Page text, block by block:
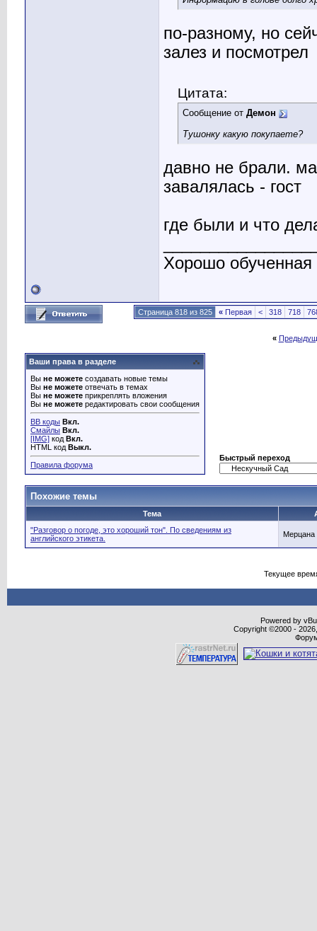
по-разному, но
залез и посмотрел
Цитата:
Сообщение от Демон
Тушонку какую покупаете?
давно не брали.
завалялась - гост
где были и что
Хорошо
Страница 818 из 825 « Первая < 318 718
«
Ваши права в разделе
Вы не можете создавать новые темы
Вы не можете отвечать в темах
Вы не можете прикреплять вложения
Вы не можете редактировать свои сообщения
BB коды Вкл.
Смайлы Вкл.
[IMG] код Вкл.
HTML код Выкл.
Правила форума
Быстрый переход
Похожие темы
Тема
"Разговор о погоде, это хороший тон". По сведениям из
английского этикета.
Мерцана
Текущее
Powered by
Copyright ©2000 -